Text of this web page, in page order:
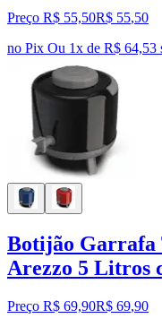
Preço R$ 55,50R$ 55,50
no Pix Ou 1x de R$ 64,53
Botijão
Arezzo 5 Litros
Preço R$ 69,90R$ 69,90